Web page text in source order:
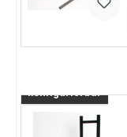
konfigurierbar